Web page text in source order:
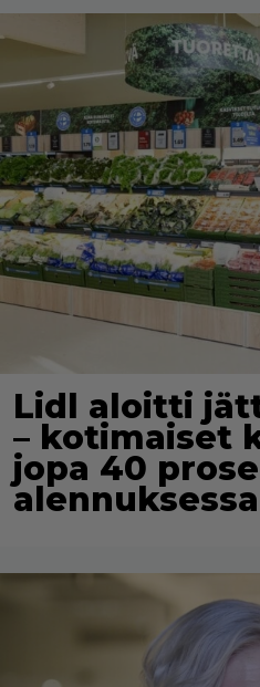
Lidl aloitti
– kotimaiset
jopa 40
alennuksessa